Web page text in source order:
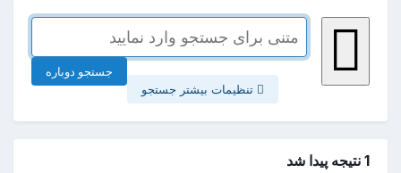
جستجو دوباره
تنظیمات بیشتر جستجو
1 نتیجه پیدا شد